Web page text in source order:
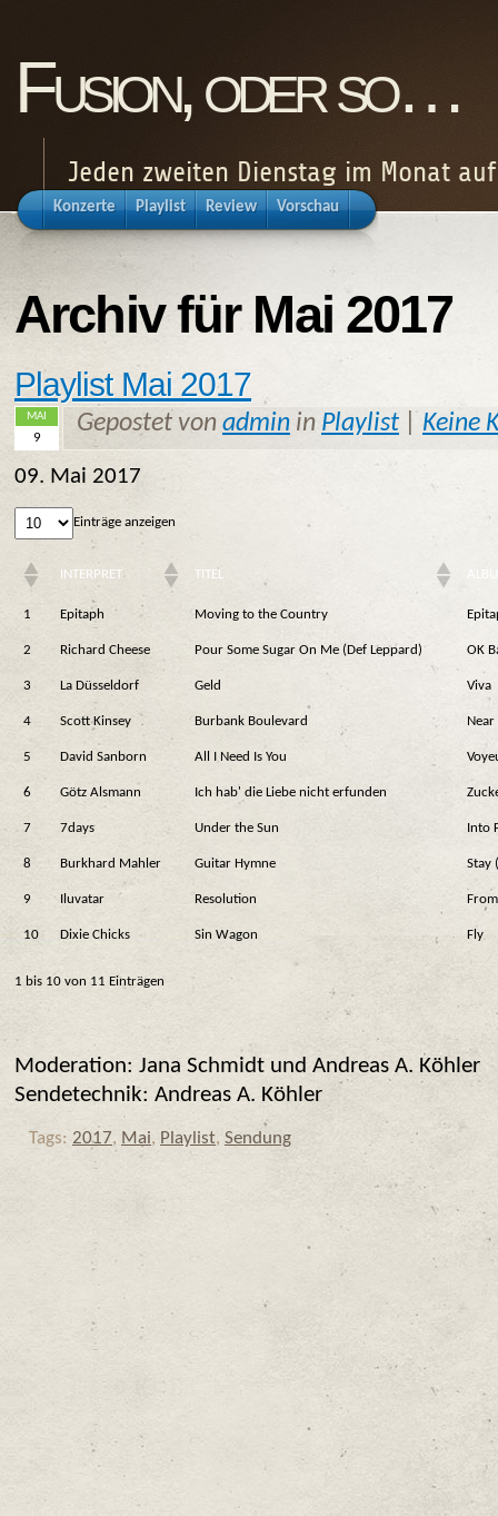
Fusion, oder so…
Jeden zweiten Dienstag im Monat auf
Konzerte Playlist Review Vorschau
Archiv für Mai 2017
Playlist Mai 2017
MAI
9
Gepostet von admin in Playlist Keine
09. Mai 2017
Einträge anzeigen
INTERPRET TITEL
1 Epitaph Moving to the Country
2 Richard Cheese Pour Some Sugar On Me (Def Leppard) OK
3 La Düsseldorf Geld Viva
4 Scott Kinsey Burbank Boulevard
5 David Sanborn All I Need Is You
6 Götz Alsmann Ich hab' die Liebe nicht erfunden
7 7days Under the Sun Into
8 Burkhard Mahler Guitar Hymne Stay
9 Iluvatar Resolution
10 Dixie Chicks Sin Wagon Fly
1 bis 10 von 11 Einträgen
Moderation: Jana Schmidt und Andreas A. Köhler
Sendetechnik: Andreas A. Köhler
Tags: 2017, Mai, Playlist, Sendung